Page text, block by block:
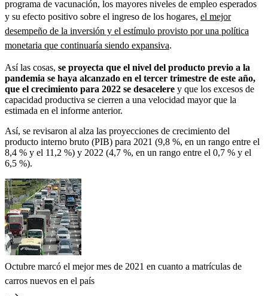
programa de vacunación, los mayores niveles de empleo esperados
y su efecto positivo sobre el ingreso de los hogares, el mejor
desempeño de la inversión y el estímulo provisto por una política
monetaria que continuaría siendo expansiva.
Así las cosas, se proyecta que el nivel del producto previo a la
pandemia se haya alcanzado en el tercer trimestre de este año,
que el crecimiento para 2022 se desacelere y que los excesos de
capacidad productiva se cierren a una velocidad mayor que la
estimada en el informe anterior.
Así, se revisaron al alza las proyecciones de crecimiento del
producto interno bruto (PIB) para 2021 (9,8 %, en un rango entre el
8,4 % y el 11,2 %) y 2022 (4,7 %, en un rango entre el 0,7 % y el
6,5 %).
Octubre marcó el mejor mes de 2021 en cuanto a matrículas de
carros nuevos en el país